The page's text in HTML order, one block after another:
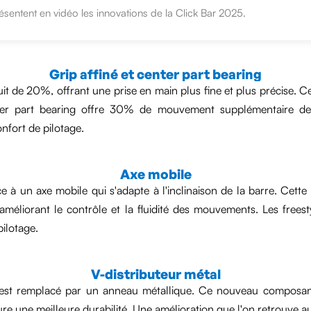
en vidéo les innovations de la Click Bar 2025.
Grip affiné et center part bearing
de 20%, offrant une prise en main plus fine et plus précise.
part bearing offre 30% de mouvement supplémentaire
de pilotage.
Axe mobile
à un axe mobile qui s'adapte à l'inclinaison de la barre.
le contrôle et la fluidité des mouvements. Les
V-distributeur métal
remplacé par un anneau métallique. Ce nouveau